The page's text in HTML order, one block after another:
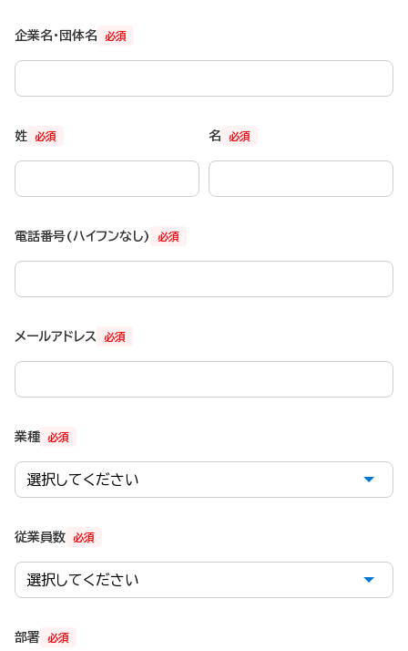
必須
企業名・団体名
必須
姓 必須
名
必須
電話番号(ハイフンなし)
必須
メールアドレス
必須
業種
必須
従業員数
必須
部署